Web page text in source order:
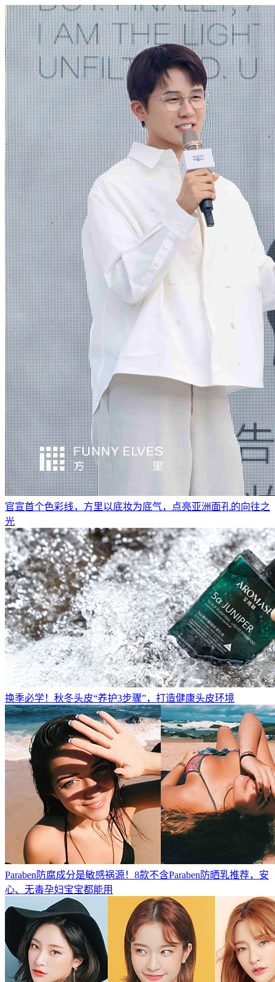
官宣首个色彩线，方里以底妆为底气，点亮亚洲面孔的向往之
光
换季必学！秋冬头皮“养护3步骤”，打造健康头皮环境
Paraben防腐成分是敏感祸源！8款不含Paraben防晒乳推荐，安
心、无毒孕妇宝宝都能用